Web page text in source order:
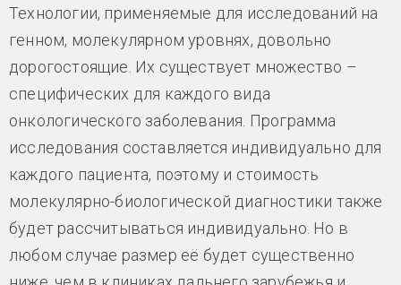
Технологии, применяемые для исследований на
генном, молекулярном уровнях, довольно
дорогостоящие. Их существует множество –
специфических для каждого вида
онкологического заболевания. Программа
исследования составляется индивидуально для
каждого пациента, поэтому и стоимость
молекулярно-биологической диагностики также
будет рассчитываться индивидуально. Но в
любом случае размер её будет существенно